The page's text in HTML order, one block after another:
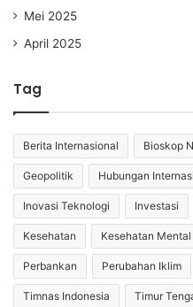
Mei 2025
April 2025
Tag
Berita Internasional Bioskop
Geopolitik Hubungan
Inovasi Teknologi Investasi
Kesehatan Kesehatan Mental
Perbankan Perubahan Iklim
Timnas Indonesia Timur